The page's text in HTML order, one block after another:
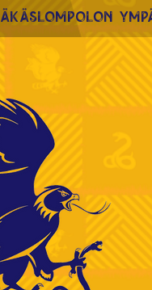
Äkäslompolon